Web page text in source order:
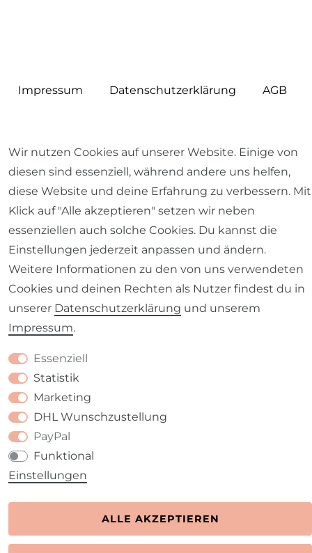
Impressum Daten­schutz­erklärung AGB
Barrierefreiheitserklärung Widerrufs­recht
VERTRAG WIDERRUFEN
Wir nutzen Cookies auf unserer Website. Einige von
diesen sind essenziell, während andere uns helfen,
diese Website und deine Erfahrung zu verbessern. Mit
Klick auf "Alle akzeptieren" setzen wir neben
essenziellen auch solche Cookies. Du kannst die
Einstellungen jederzeit anpassen und ändern.
Weitere Informationen zu den von uns verwendeten
Cookies und deinen Rechten als Nutzer findest du in
unserer Daten­schutz­erklärung und unserem
Impressum.
Essenziell
Statistik
Marketing
DHL Wunschzustellung
PayPal
Funktional
Einstellungen
ALLE AKZEPTIEREN